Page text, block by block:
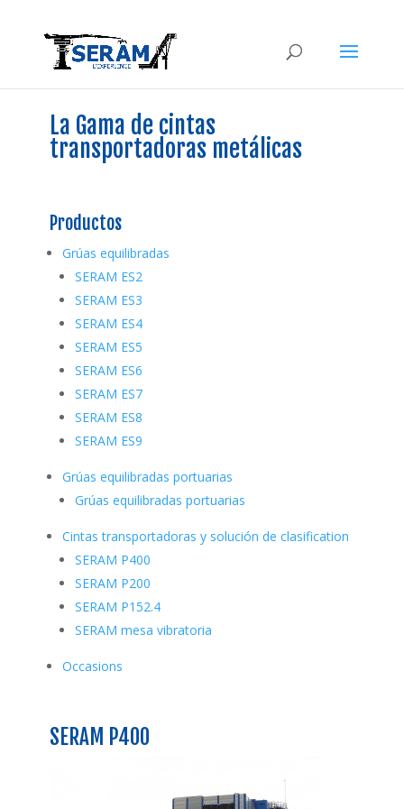
La Gama de cintas
transportadoras metálicas
Productos
Grúas equilibradas
SERAM ES2
SERAM ES3
SERAM ES4
SERAM ES5
SERAM ES6
SERAM ES7
SERAM ES8
SERAM ES9
Grúas equilibradas portuarias
Grúas equilibradas portuarias
Cintas transportadoras y solución de clasification
SERAM P400
SERAM P200
SERAM P152.4
SERAM mesa vibratoria
Occasions
SERAM P400